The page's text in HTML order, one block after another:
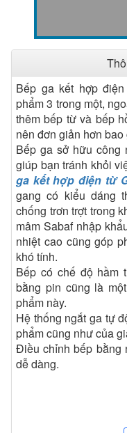
Bếp ga kết hợp
phẩm 3 trong một,
thêm bếp từ và bếp
nên đơn giản hơn bao
Bếp ga sở hữu công
giúp bạn tránh khỏi
ga kết hợp điện từ
gang có kiểu dáng
chống trơn trợt trong
mâm Sabaf nhập
nhiệt cao cũng góp
khó tính.
Bếp có chế độ hầm
bằng pin cũng là
phẩm này.
Hệ thống ngắt ga tự
phẩm cũng như của
Điều chỉnh bếp bằng
dễ dàng.